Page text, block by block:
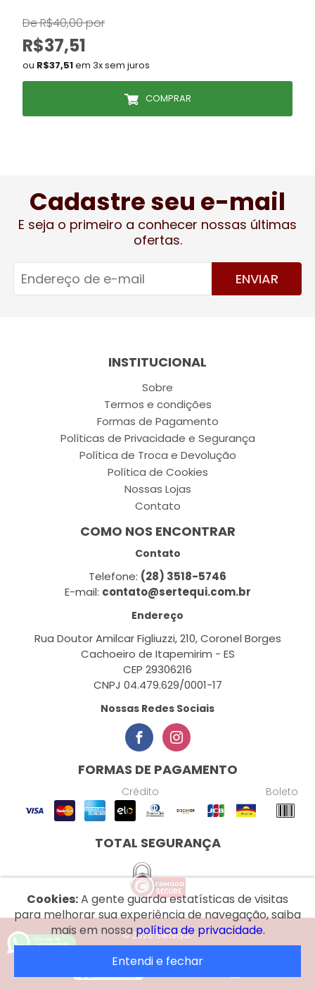
De R$40,00 por
R$37,51
ou R$37,51em 3x sem juros
COMPRAR
Cadastre seu e-mail
E seja o primeiro a conhecer nossas últimas
ofertas.
ENVIAR
INSTITUCIONAL
Sobre
Termos e condições
Formas de Pagamento
Políticas de Privacidade e Segurança
Política de Troca e Devolução
Política de Cookies
Nossas Lojas
Contato
COMO NOS ENCONTRAR
Contato
Telefone: (28) 3518-5746
E-mail: contato@sertequi.com.br
Endereço
Rua Doutor Amilcar Figliuzzi, 210, Coronel Borges
Cachoeiro de Itapemirim - ES
CEP 29306216
CNPJ 04.479.629/0001-17
Nossas Redes Sociais
FORMAS DE PAGAMENTO
Crédito Boleto
TOTAL SEGURANÇA
Cookies:A gente guarda estatísticas de visitas
para melhorar sua experiência de navegação, saiba
mais em nossapolítica de privacidade.
Entendi e fechar
© 2026 Sertequi.